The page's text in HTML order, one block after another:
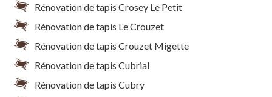
Rénovation de tapis Crosey Le Petit
Rénovation de tapis Le Crouzet
Rénovation de tapis Crouzet Migette
Rénovation de tapis Cubrial
Rénovation de tapis Cubry